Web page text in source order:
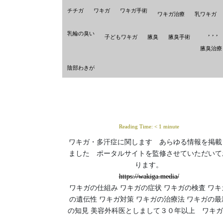
チチガ ワキガ ワキガ手術
ワキガ治療 乳ワキガ
乳輪の臭い
子どもワキガ 腋臭 ,
腋臭手術 ,
腋臭治療
,
陰部わきが
Reading Time: < 1 minute
ワキガ・多汗症に関します あらゆる情報を掲載
ました ポータルサイトを監修させていただいて
ります。
https://wakiga.media/
ワキガの仕組み ワキガの症状 ワキガの検査 ワキ
の遺伝性 ワキガ対策 ワキガの治療法 ワキガの最
の知見 美容外科医としまして３０年以上 ワキ